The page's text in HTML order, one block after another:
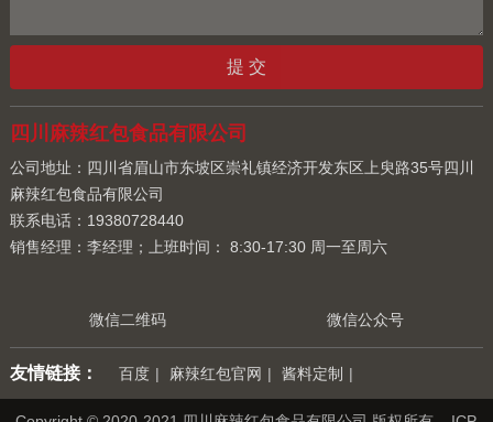
四川麻辣红包食品有限公司
公司地址：四川省眉山市东坡区崇礼镇经济开发东区上臾路35号四川
麻辣红包食品有限公司
联系电话：19380728440
销售经理：李经理；上班时间： 8:30-17:30 周一至周六
微信公众号
微信二维码
友情链接： 百度 | 麻辣红包官网 | 酱料定制 |